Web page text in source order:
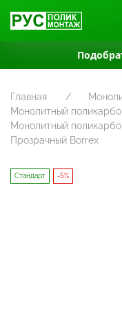
Главная
Монолитный
Монолитный
Прозрачный Borrex
Стандарт -5%